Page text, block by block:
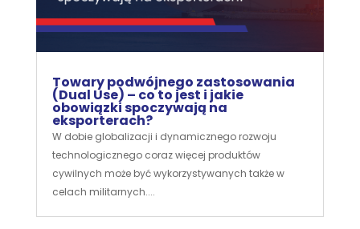
Towary podwójnego zastosowania
(Dual Use) – co to jest i jakie
obowiązki spoczywają na
eksporterach?
W dobie globalizacji i dynamicznego rozwoju
technologicznego coraz więcej produktów
cywilnych może być wykorzystywanych także w
celach militarnych....